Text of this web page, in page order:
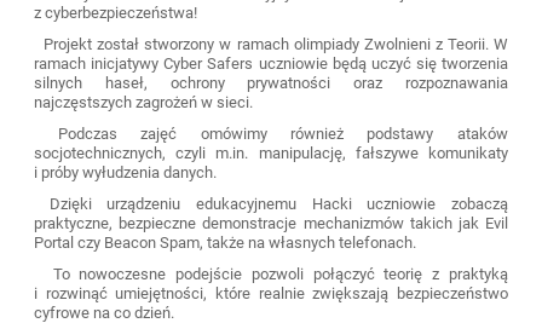
z cyberbezpieczeństwa!
Projekt został stworzony w ramach olimpiady Zwolnieni z Teorii. W
ramach inicjatywy Cyber Safers uczniowie będą uczyć się tworzenia
silnych haseł, ochrony prywatności oraz rozpoznawania
najczęstszych zagrożeń w sieci.
Podczas zajęć omówimy również podstawy ataków
socjotechnicznych, czyli m.in. manipulację, fałszywe komunikaty
i próby wyłudzenia danych.
Dzięki urządzeniu edukacyjnemu Hacki uczniowie zobaczą
praktyczne, bezpieczne demonstracje mechanizmów takich jak Evil
Portal czy Beacon Spam, także na własnych telefonach.
To nowoczesne podejście pozwoli połączyć teorię z praktyką
i rozwinąć umiejętności, które realnie zwiększają bezpieczeństwo
cyfrowe na co dzień.